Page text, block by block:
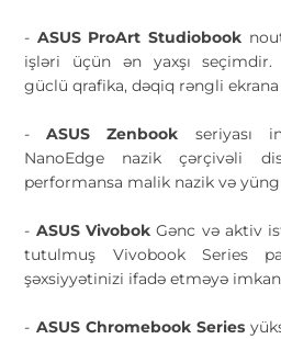
- ASUS ProArt Studiobook
işləri üçün ən yaxşı seçimdir.
güclü qrafika, dəqiq rəngli
-ASUS Zenbook seriyası
NanoEdge nazik çərçivəli
performansa malik nazik və
- ASUS VivobokGənc və aktiv
tutulmuş Vivobook Series
şəxsiyyətinizi ifadə etməyə
- ASUS Chromebook Series